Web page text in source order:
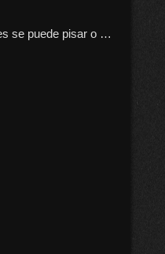
se puede pisar o …